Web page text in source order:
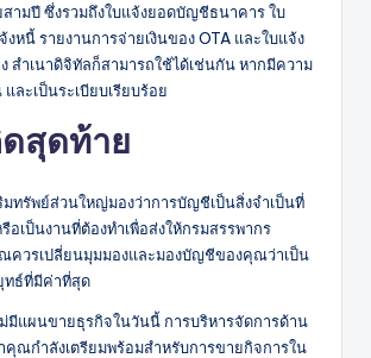
ามปี ซึ่งรวมถึงใบแจ้งยอดบัญชีธนาคาร ใบ
งหนี้ รายงานการจ่ายเงินของ OTA และใบแจ้ง
สำเนาดิจิทัลก็สามารถใช้ได้เช่นกัน หากมีความ
ละเป็นระเบียบเรียบร้อย
สุดท้าย
ทรัพย์ส่วนใหญ่มองว่าการบัญชีเป็นสิ่งจำเป็นที่
อเป็นงานที่ต้องทำเพื่อส่งให้กรมสรรพากร
ควรเปลี่ยนมุมมองและมองบัญชีของคุณว่าเป็น
ทธ์ที่มีค่าที่สุด
มีแผนขายธุรกิจในวันนี้ การบริหารจัดการด้าน
คุณกำลังเตรียมพร้อมสำหรับการขายกิจการใน